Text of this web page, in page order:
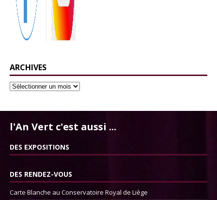
ARCHIVES
l'An Vert c'est aussi ...
DES EXPOSITIONS
DES RENDEZ-VOUS
Carte Blanche au Conservatoire Royal de Liège